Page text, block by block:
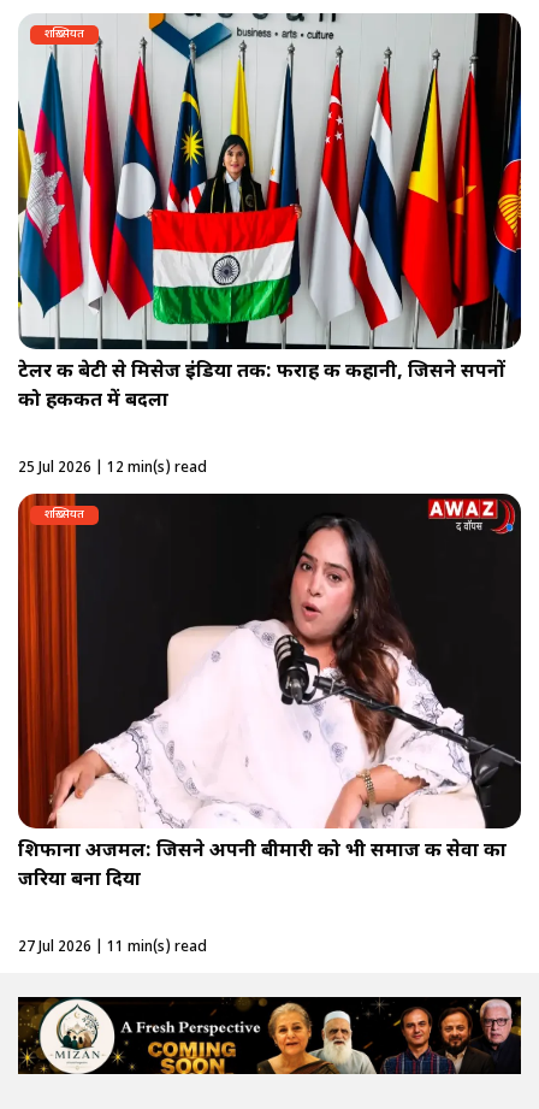
शख़्सियत
टेलर की बेटी से मिसेज इंडिया तक: फराह की कहानी, जिसने सपनों
को हकीकत में बदला
25 Jul 2026 | 12 min(s) read
शख़्सियत
शिफाना अजमल: जिसने अपनी बीमारी को भी समाज की सेवा का
जरिया बना दिया
27 Jul 2026 | 11 min(s) read